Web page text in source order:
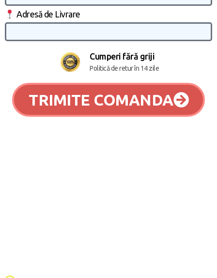
Adresă de Livrare
Cumperi fără griji
Politică de retur în 14 zile
TRIMITE COMANDA